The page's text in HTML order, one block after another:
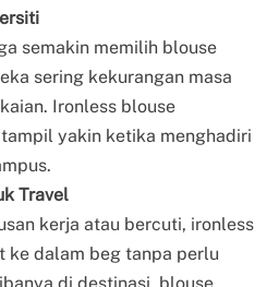
semakin memilih blouse
sering kekurangan masa
Ironless blouse
yakin ketika menghadiri
Travel
kerja atau bercuti, ironless
ke dalam beg tanpa perlu